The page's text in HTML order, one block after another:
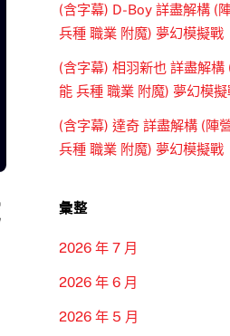
(含字幕) D-Boy 詳盡解構 (
兵種 職業 附魔) 夢幻模擬戰
(含字幕) 相羽新也 詳盡解構
能 兵種 職業 附魔) 夢幻模擬
(含字幕) 達奇 詳盡解構 (陣
兵種 職業 附魔) 夢幻模擬戰
彙整
2026 年 7 月
2026 年 6 月
2026 年 5 月